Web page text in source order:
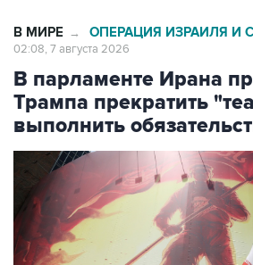
В МИРЕ → ОПЕРАЦИЯ ИЗРАИЛЯ И
02:08, 7 августа 2026
В парламенте Ирана
Трампа прекратить
выполнить